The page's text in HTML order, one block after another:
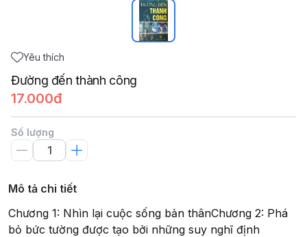
Yêu thích
Đường đến thành công
17.000đ
Số lượng
Mô tả chi tiết
Chương 1: Nhìn lại cuộc sống bản thânChương 2: Phá
bỏ bức tường được tạo bởi những suy nghĩ định